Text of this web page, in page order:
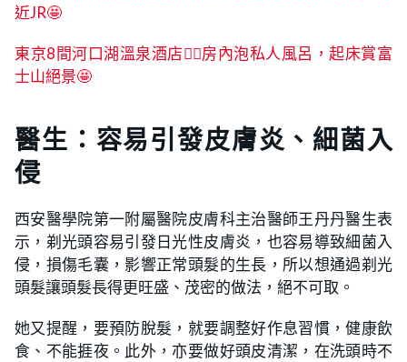
近JR🤩
東京8間河口湖溫泉酒店👍🏻房內泡私人風呂，起床賞富
士山絕景🤩
醫生：容易引發皮膚炎、細菌入
侵
西安醫學院第一附屬醫院皮膚科主治醫師王丹丹醫生表
示，剃光頭容易引發日光性皮膚炎，也容易導致細菌入
侵，損傷毛囊，影響正常頭髮的生長，所以想通過剃光
頭髮讓頭髮長得更旺盛、茂密的做法，絕不可取。
她又提醒，要預防脫髮，就要調整好作息習慣，健康飲
食、不能捱夜。此外，亦要做好頭皮清潔，在洗頭時不